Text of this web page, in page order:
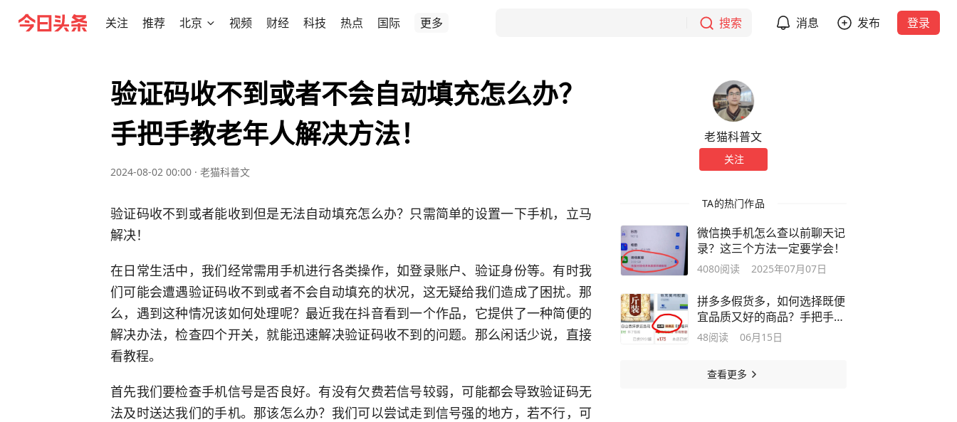
关注 推荐 北京 视频 财经 科技 热点 国际 更多 搜索 消息 发布 登录
验证码收不到或者不会自动填充怎么办？
手把手教老年人解决方法！
2024-08-02 00:00 · 老猫科普文
验证码收不到或者能收到但是无法自动填充怎么办？只需简单的设置一下手机，立马
解决！
在日常生活中，我们经常需用手机进行各类操作，如登录账户、验证身份等。有时我
们可能会遭遇验证码收不到或者不会自动填充的状况，这无疑给我们造成了困扰。那
么，遇到这种情况该如何处理呢？最近我在抖音看到一个作品，它提供了一种简便的
解决办法，检查四个开关，就能迅速解决验证码收不到的问题。那么闲话少说，直接
看教程。
首先我们要检查手机信号是否良好。有没有欠费若信号较弱，可能都会导致验证码无
法及时送达我们的手机。那该怎么办？我们可以尝试走到信号强的地方，若不行，可
老猫科普文
关注
TA的热门作品
微信换手机怎么查以前聊天记
录？这三个方法一定要学会！
4080阅读 2025年07月07日
拼多多假货多，如何选择既便
宜品质又好的商品？手把手教
你方法
48阅读 06月15日
查看更多